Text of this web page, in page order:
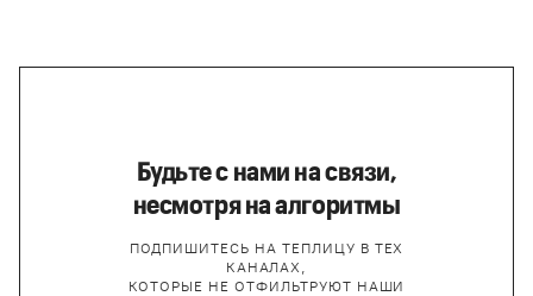
Будьте с нами на связи,
несмотря на алгоритмы
ПОДПИШИТЕСЬ НА ТЕПЛИЦУ В ТЕХ
КАНАЛАХ,
КОТОРЫЕ НЕ ОТФИЛЬТРУЮТ НАШИ